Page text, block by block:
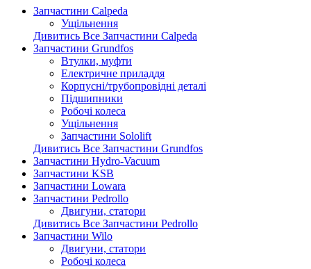
Запчастини Calpeda
Ущільнення
Дивитись Все Запчастини Calpeda
Запчастини Grundfos
Втулки, муфти
Електричне приладдя
Корпусні/трубопровідні деталі
Підшипники
Робочі колеса
Ущільнення
Запчастини Sololift
Дивитись Все Запчастини Grundfos
Запчастини Hydro-Vacuum
Запчастини KSB
Запчастини Lowara
Запчастини Pedrollo
Двигуни, статори
Дивитись Все Запчастини Pedrollo
Запчастини Wilo
Двигуни, статори
Робочі колеса